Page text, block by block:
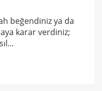
beğendiniz ya da
karar verdiniz;